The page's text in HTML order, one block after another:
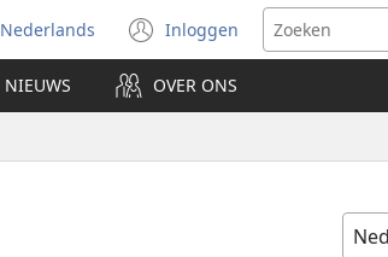
Taal
selecteren
Nederlands Inloggen
(opent
nieuw
venster)
NIEUWS OVER ONS